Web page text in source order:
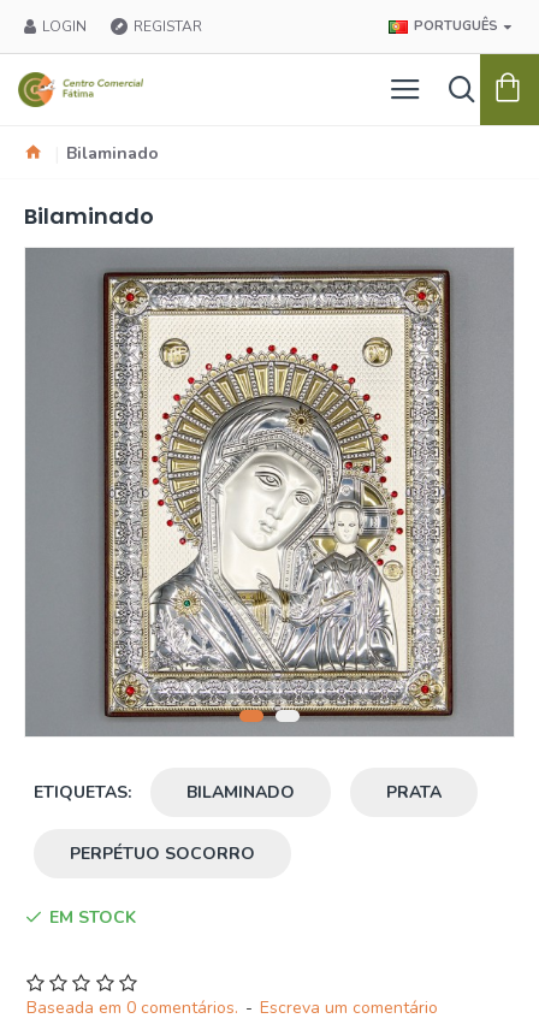
LOGIN REGISTAR PORTUGUÊS
Bilaminado
Bilaminado
ETIQUETAS: BILAMINADO PRATA
PERPÉTUO SOCORRO
EM STOCK
Baseada em 0 comentários. - Escreva um comentário